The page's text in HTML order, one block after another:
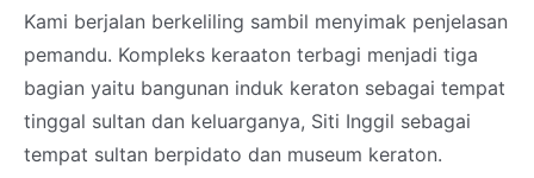
Kami berjalan berkeliling sambil menyimak penjelasan
pemandu. Kompleks keraaton terbagi menjadi tiga
bagian yaitu bangunan induk keraton sebagai tempat
tinggal sultan dan keluarganya, Siti Inggil sebagai
tempat sultan berpidato dan museum keraton.